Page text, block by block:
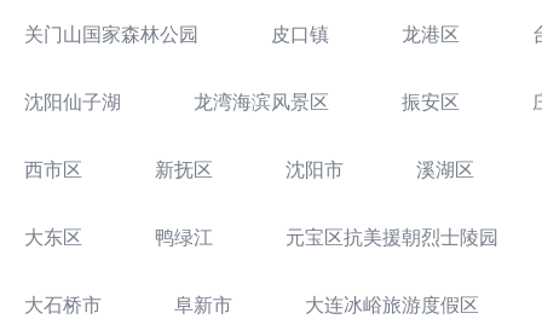
关门山国家森林公园 皮口镇 龙港区
沈阳仙子湖 龙湾海滨风景区 振安区
西市区 新抚区 沈阳市 溪湖区
大东区 鸭绿江 元宝区抗美援朝烈士陵园
大石桥市 阜新市 大连冰峪旅游度假区